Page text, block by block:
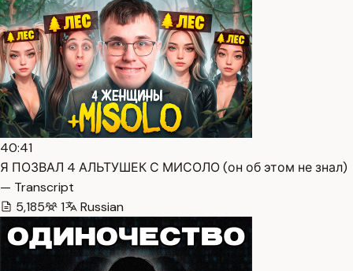
40:41
Я ПОЗВАЛ 4 АЛЬТУШЕК С МИСОЛО (он об этом не знал)
— Transcript
5,185
1 Russian